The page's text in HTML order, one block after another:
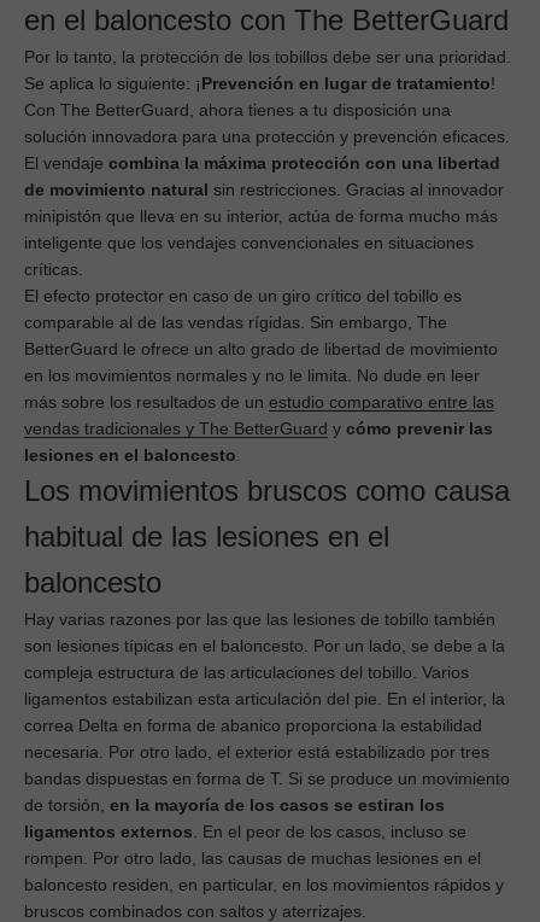
en el baloncesto con The BetterGuard
Por lo tanto, la protección de los tobillos debe ser una prioridad.
Se aplica lo siguiente: ¡Prevención en lugar de tratamiento!
Con The BetterGuard, ahora tienes a tu disposición una
solución innovadora para una protección y prevención eficaces.
El vendaje combina la máxima protección con una libertad
de movimiento natural sin restricciones. Gracias al innovador
minipistón que lleva en su interior, actúa de forma mucho más
inteligente que los vendajes convencionales en situaciones
críticas.
El efecto protector en caso de un giro crítico del tobillo es
comparable al de las vendas rígidas. Sin embargo, The
BetterGuard le ofrece un alto grado de libertad de movimiento
en los movimientos normales y no le limita. No dude en leer
más sobre los resultados de un estudio comparativo entre las
vendas tradicionales y The BetterGuard y cómo prevenir las
lesiones en el baloncesto
Los movimientos bruscos como causa
habitual de las lesiones en el
baloncesto
Hay varias razones por las que las lesiones de tobillo también
son lesiones típicas en el baloncesto. Por un lado, se debe a la
compleja estructura de las articulaciones del tobillo. Varios
ligamentos estabilizan esta articulación del pie. En el interior, la
correa Delta en forma de abanico proporciona la estabilidad
necesaria. Por otro lado, el exterior está estabilizado por tres
bandas dispuestas en forma de T. Si se produce un movimiento
de torsión, en la mayoría de los casos se estiran los
ligamentos externos . En el peor de los casos, incluso se
rompen. Por otro lado, las causas de muchas lesiones en el
baloncesto residen, en particular, en los movimientos rápidos y
bruscos combinados con saltos y aterrizajes.